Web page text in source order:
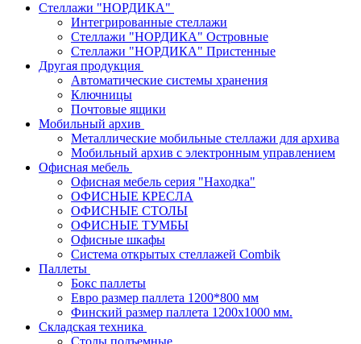
Стеллажи "НОРДИКА"
Интегрированные стеллажи
Стеллажи "НОРДИКА" Островные
Стеллажи "НОРДИКА" Пристенные
Другая продукция
Автоматические системы хранения
Ключницы
Почтовые ящики
Мобильный архив
Металлические мобильные стеллажи для архива
Мобильный архив с электронным управлением
Офисная мебель
Офисная мебель серия "Находка"
ОФИСНЫЕ КРЕСЛА
ОФИСНЫЕ СТОЛЫ
ОФИСНЫЕ ТУМБЫ
Офисные шкафы
Система открытых стеллажей Combik
Паллеты
Бокс паллеты
Евро размер паллета 1200*800 мм
Финский размер паллета 1200х1000 мм.
Складская техника
Столы подъемные